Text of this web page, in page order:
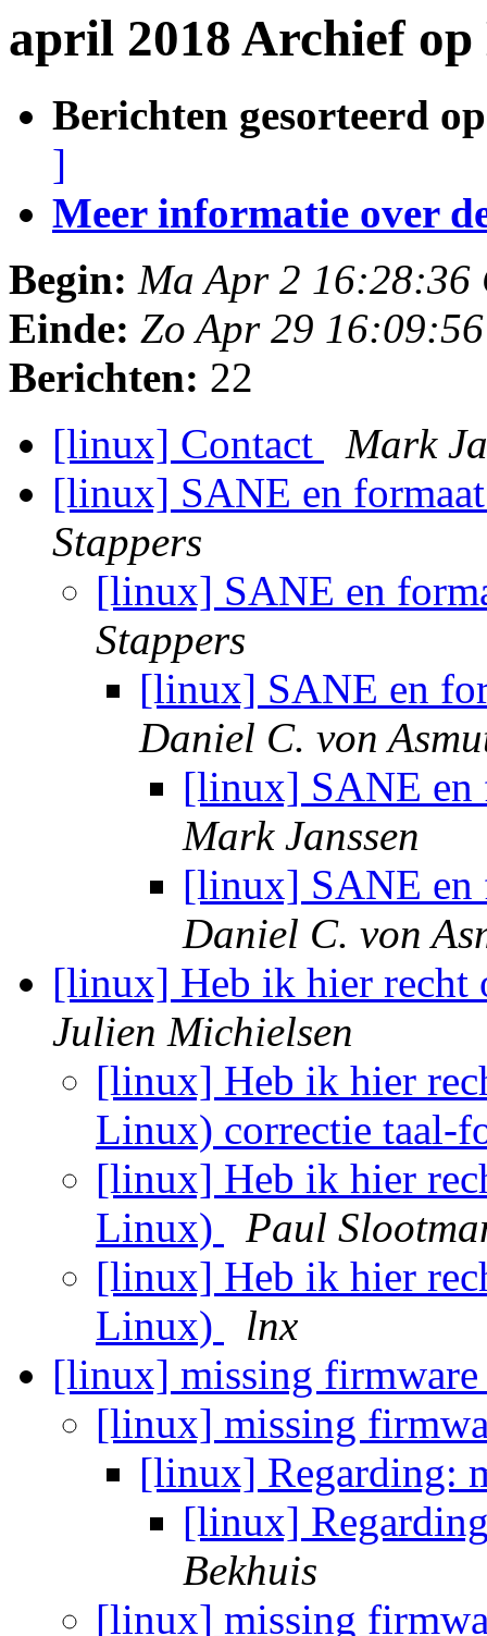
april 2018 Archief
Berichten gesorteerd
]
Meer informatie over
Begin: Ma Apr 2 16:28:36
Einde: Zo Apr 29
Berichten: 22
[linux] Contact
Mark
[linux] SANE en
Stappers
[linux] SANE en
Stappers
[linux] SANE en
Daniel C. von
[linux] SANE en
Mark Janssen
[linux] SANE en
Daniel C. von
[linux] Heb ik hier recht
Julien Michielsen
[linux] Heb ik hier
Linux) correctie taal-
[linux] Heb ik hier
Linux)
Paul
[linux] Heb ik hier
Linux)
lnx
[linux] missing
[linux] missing
[linux] Regarding:
[linux]
Bekhuis
[linux] missing